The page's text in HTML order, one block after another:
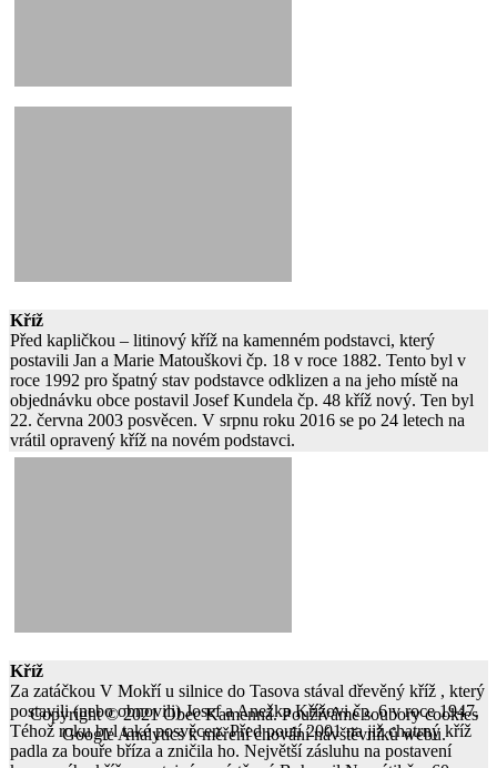
Kříž
Před kapličkou – litinový kříž na kamenném podstavci, který
postavili Jan a Marie Matouškovi čp. 18 v roce 1882. Tento byl v
roce 1992 pro špatný stav podstavce odklizen a na jeho místě na
objednávku obce postavil Josef Kundela čp. 48 kříž nový. Ten byl
22. června 2003 posvěcen. V srpnu roku 2016 se po 24 letech na
vrátil opravený kříž na novém podstavci.
Kříž
Za zatáčkou V Mokří u silnice do Tasova stával dřevěný kříž , který
postavili (nebo obnovili) Josef a Anežka Křížovi čp. 6 v roce 1947.
Téhož roku byl také posvěcen. Před poutí 2001 na již chatrný kříž
padla za bouře bříza a zničila ho. Největší zásluhu na postavení
Copyright © 2021 Obec Kamenná. Používáme soubory cookies
Google Analytics k měření chování návštěvníků webu.